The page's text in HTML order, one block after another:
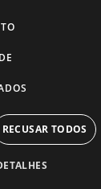
do
RECUSAR TODOS